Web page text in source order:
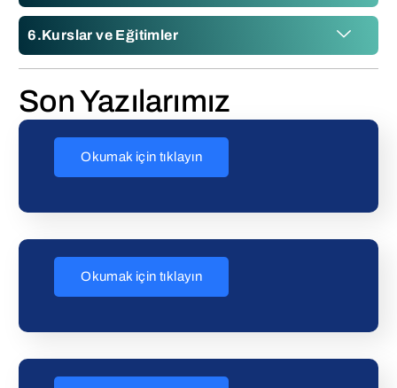
Kurslar ve Eğitimler
Son Yazılarımız
Okumak için tıklayın
Okumak için tıklayın